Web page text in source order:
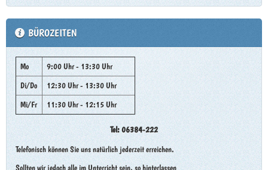
BÜROZEITEN
Mo
9:00 Uhr - 13:30 Uhr
Di/Do
12:30 Uhr - 13:30 Uhr
Mi/Fr
11:30 Uhr - 12:15 Uhr
Tel: 06384-222
Telefonisch können Sie uns natürlich jederzeit erreichen.
Sollten wir jedoch alle im Unterricht sein, so hinterlassen